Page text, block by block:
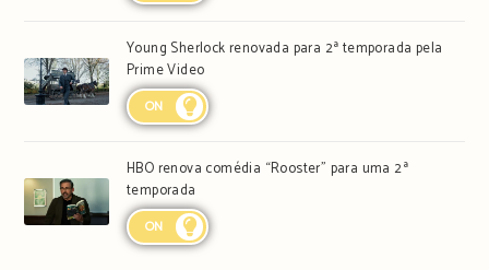
Young Sherlock renovada para 2ª temporada pela
Prime Video
ON
HBO renova comédia “Rooster” para uma 2ª
temporada
ON